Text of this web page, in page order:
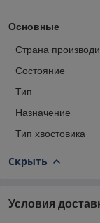
Основные
Страна
Состояние
Тип
Назначение
Тип хвостовика
Скрыть
Условия